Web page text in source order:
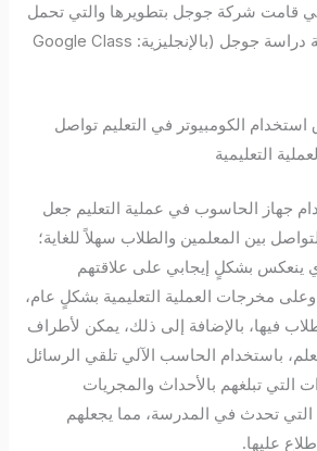
شركة جوجل بتطويرها والتي تحمل
اسم قاعة دراسة جوجل (بالإنجليزية: Google Class
الكومبيوتر في التعليم تواصل
التعليمية
الحاسوب في عملية التعليم جعل
بين المعلمين والطلاب سهلاً للغاية؛
بشكلٍ إيجابي على علاقتهم
مخرجات العملية التعليمية بشكلٍ عام،
فيها، بالإضافة إلى ذلك، يمكن لأطراف
باستخدام الحاسب الآلي تلقي الرسائل
تبلغهم بالأحداث والمجريات
تحدث في المدرسة، مما يجعلهم
عليها.